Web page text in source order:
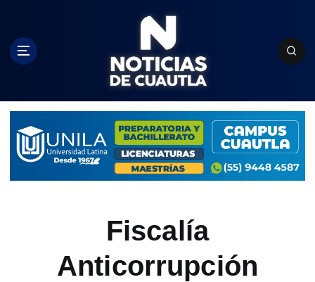
c
Fiscalía
Anticorrupción